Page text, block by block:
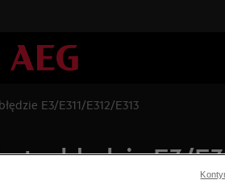
E3/E311/E312/E313
o błędzie E3/